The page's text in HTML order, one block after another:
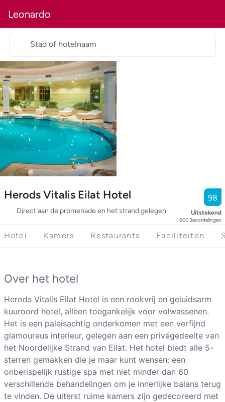
Leonardo
Herods Vitalis Eilat Hotel
Direct aan de promenade en het strand gelegen
98
Uitstekend
600 Beoordelingen
Stad of hotelnaam
Hotel Kamers Restaurants Faciliteiten
Over het hotel
Herods Vitalis Eilat Hotel is een rookvrij en geluidsarm
kuuroord hotel, alleen toegankelijk voor volwassenen.
Het is een paleisachtig onderkomen met een verfijnd
glamoureus interieur, gelegen aan een privégedeelte van
het Noordelijke Strand van Eilat. Het hotel biedt alle 5-
sterren gemakken die je maar kunt wensen: een
onberispelijk rustige spa met niet minder dan 60
verschillende behandelingen om je innerlijke balans terug
te vinden. De uiterst ruime kamers zijn gedecoreerd met